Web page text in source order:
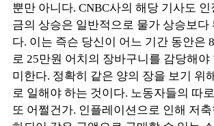
뿐만 아니다. CNBC사의 해당 기사도
금의 상승은 일반적으로 물가 상승보다
다. 이는 즉슨 당신이 어느 기간 동안은
로 25만원 어치의 장바구니를 감당해야
미한다. 정확히 같은 양의 장을 보기 위
로 일해야 하는 것이다. 노동자들의 따
또 어쩔건가. 인플레이션으로 인해 저